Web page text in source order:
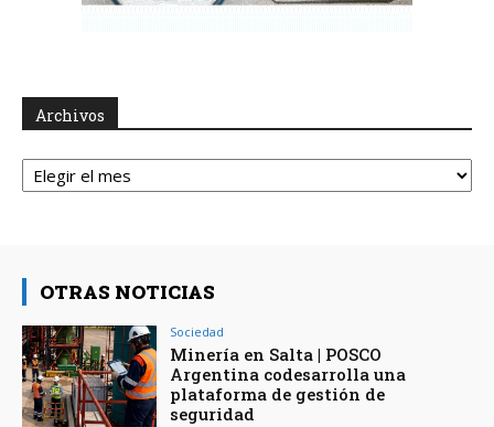
Archivos
Archivos
OTRAS NOTICIAS
Sociedad
Minería en Salta | POSCO
Argentina codesarrolla una
plataforma de gestión de
seguridad